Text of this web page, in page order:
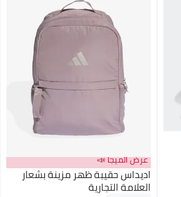
عرض الميجا 📣
اديداس حقيبة ظهر مزينة بشعار
العلامة التجارية